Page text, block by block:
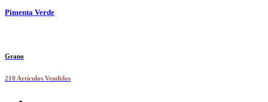
Pimenta Verde
Grano
210 Artículos Vendidos